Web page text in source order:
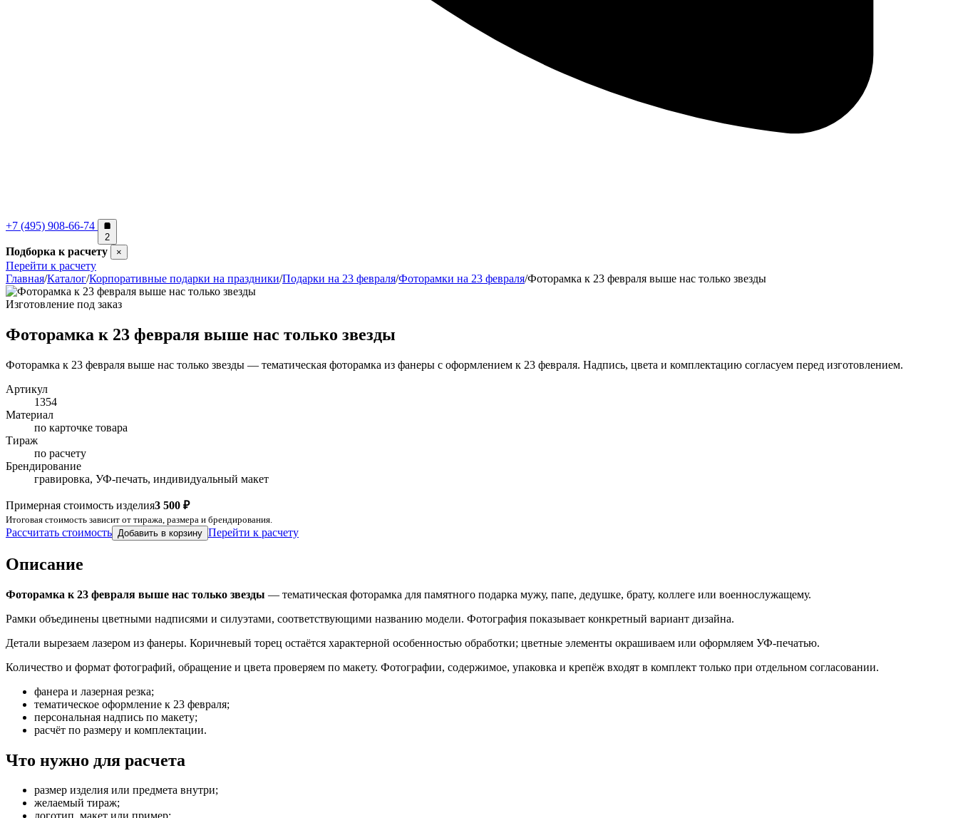
+7 (495) 908-66-74
2
Подборка к расчету ×
Перейти к расчету
Главная/Каталог/Корпоративные подарки на праздники/Подарки на 23 февраля/Фоторамки на 23 февраля/Фоторамка к 23 февраля выше нас только звезды
Изготовление под заказ
Фоторамка к 23 февраля выше нас только звезды
Фоторамка к 23 февраля выше нас только звезды — тематическая фоторамка из фанеры с оформлением к 23 февраля. Надпись, цвета и комплектацию согласуем перед изготовлением.
Артикул
1354
Материал
по карточке товара
Тираж
по расчету
Брендирование
гравировка, УФ-печать, индивидуальный макет
Примерная стоимость изделия3 500 ₽
Итоговая стоимость зависит от тиража, размера и брендирования.
Рассчитать стоимость Добавить в корзину Перейти к расчету
Описание
Фоторамка к 23 февраля выше нас только звезды — тематическая фоторамка для памятного подарка мужу, папе, дедушке, брату, коллеге или военнослужащему.
Рамки объединены цветными надписями и силуэтами, соответствующими названию модели. Фотография показывает конкретный вариант дизайна.
Детали вырезаем лазером из фанеры. Коричневый торец остаётся характерной особенностью обработки; цветные элементы окрашиваем или оформляем УФ-печатью.
Количество и формат фотографий, обращение и цвета проверяем по макету. Фотографии, содержимое, упаковка и крепёж входят в комплект только при отдельном согласовании.
фанера и лазерная резка;
тематическое оформление к 23 февраля;
персональная надпись по макету;
расчёт по размеру и комплектации.
Что нужно для расчета
размер изделия или предмета внутри;
желаемый тираж;